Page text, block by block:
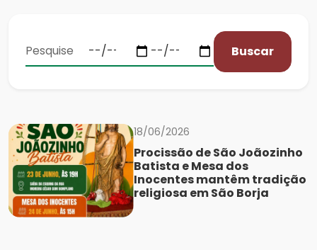
Buscar
18/06/2026
Procissão de São Joãozinho
Batista e Mesa dos
Inocentes mantêm tradição
religiosa em São Borja